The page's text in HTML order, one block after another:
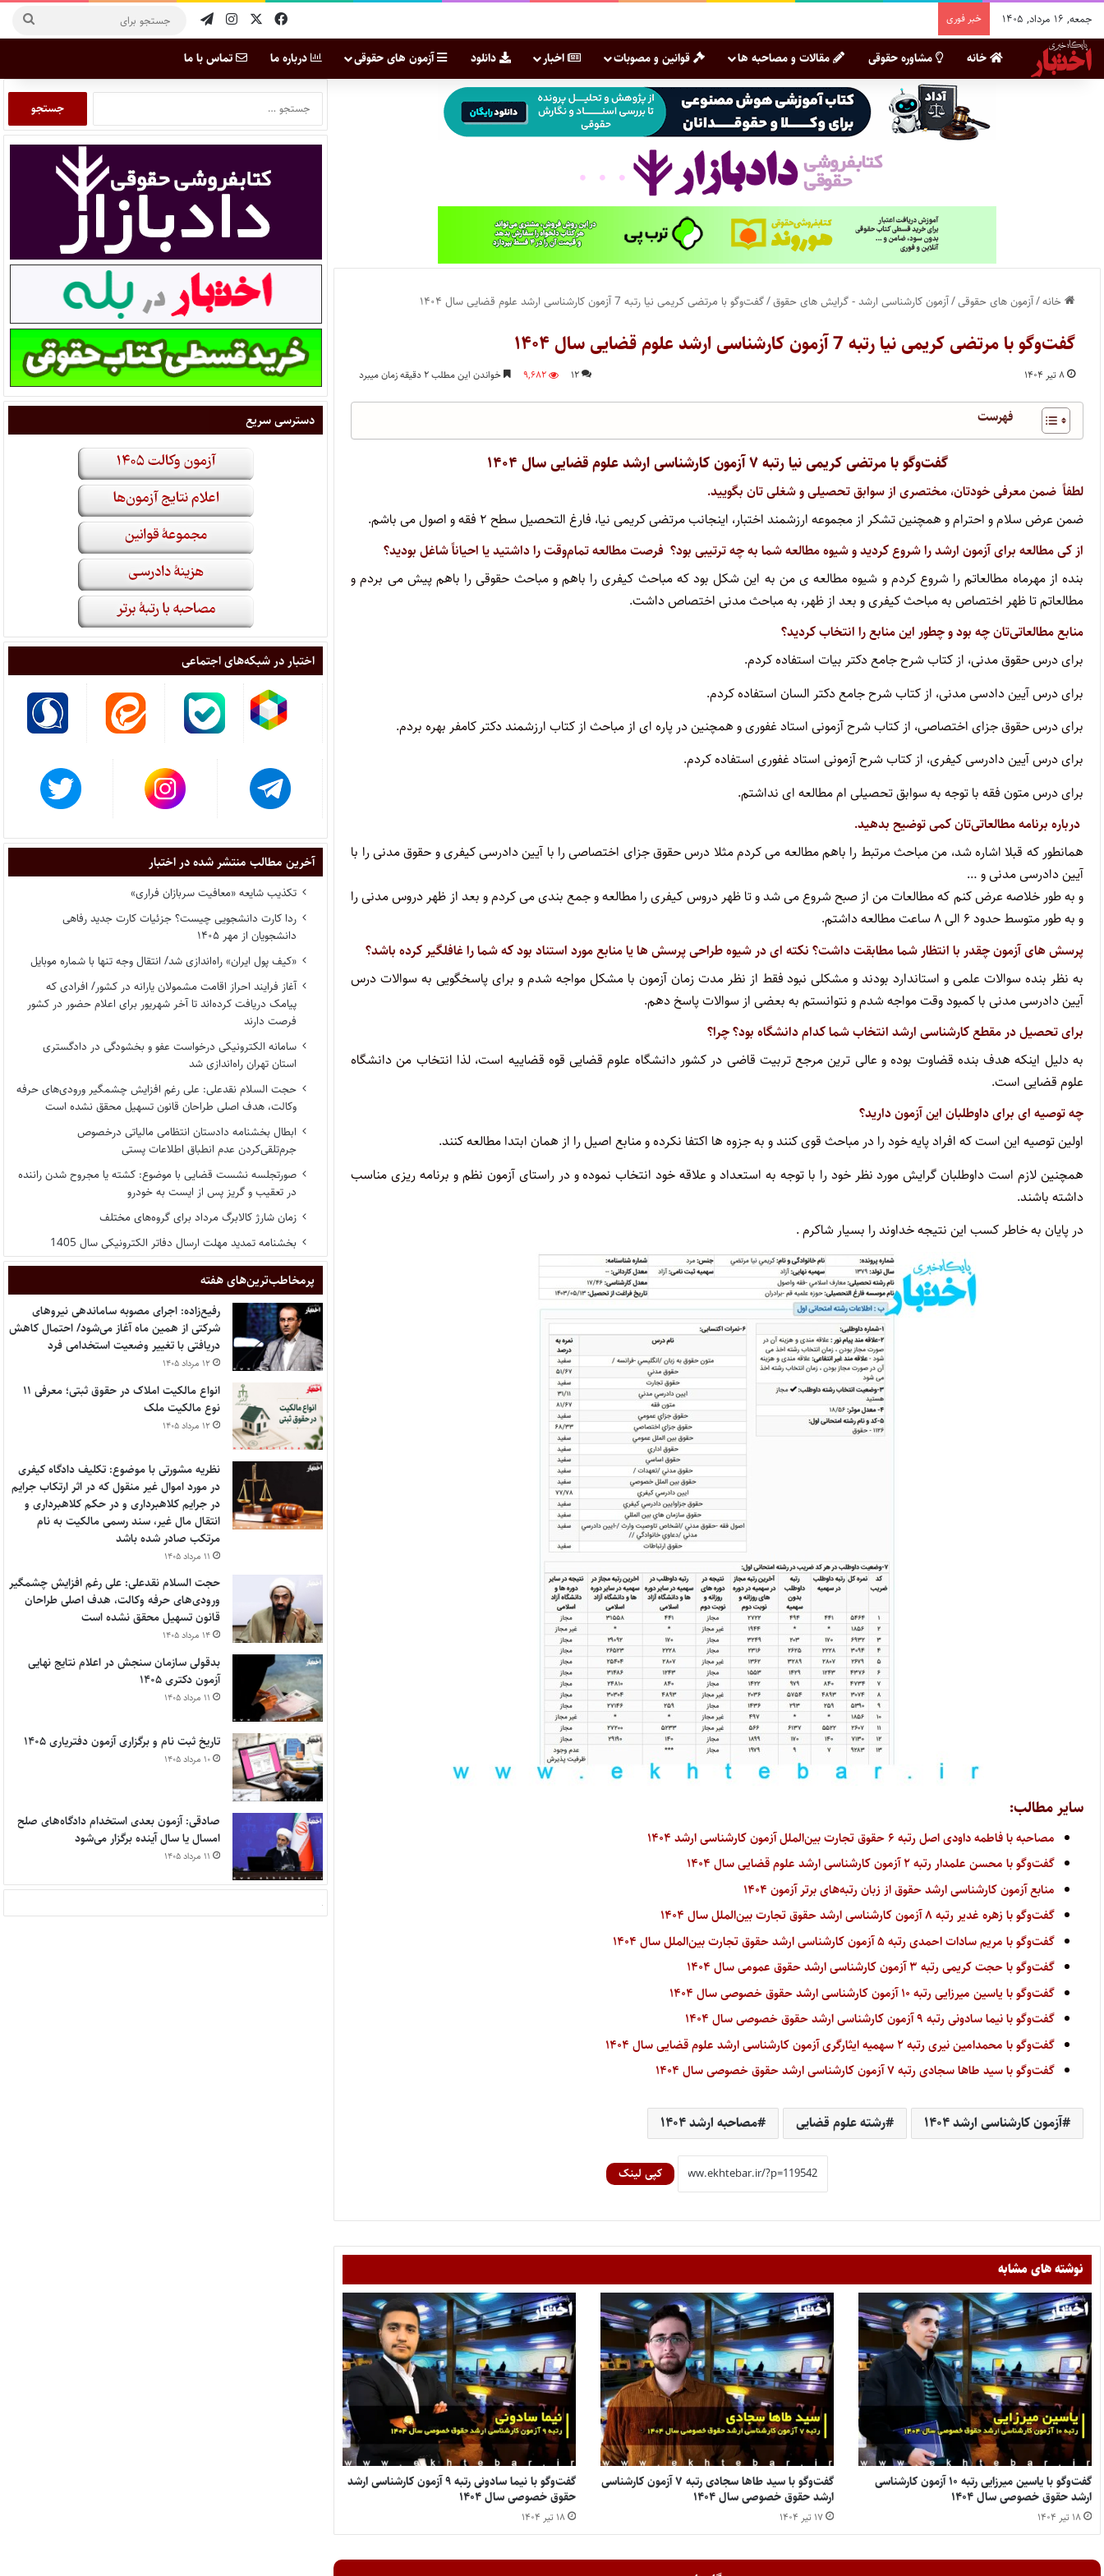
جمعه, ۱۶ مرداد, ۱۴۰۵ خبر فوری
خانه مشاوره حقوقی مقالات و مصاحبه ها قوانین و مصوبات اخبار دانلود آزمون های حقوقی درباره ما تماس با ما
خانه/آزمون های حقوقی/آزمون کارشناسی ارشد - گرایش های حقوق/گفت‌وگو با مرتضی کریمی نیا رتبه 7 آزمون کارشناسی ارشد علوم قضایی سال ۱۴۰۴
گفت‌وگو با مرتضی کریمی نیا رتبه 7 آزمون کارشناسی ارشد علوم قضایی سال ۱۴۰۴
۸ تیر ۱۴۰۴ ۱۲ ۹,۶۸۲ خواندن این مطلب ۲ دقیقه زمان میبرد
فهرست
گفت‌وگو با مرتضی کریمی نیا رتبه ۷ آزمون کارشناسی ارشد علوم قضایی سال ۱۴۰۴
لطفاً ضمن معرفی خودتان، مختصری از سوابق تحصیلی و شغلی تان بگویید.
ضمن عرض سلام و احترام و همچنین تشکر از مجموعه ارزشمند اختبار، اینجانب مرتضی کریمی نیا، فارغ التحصیل سطح ۲ فقه و اصول می باشم.
از کی مطالعه برای آزمون ارشد را شروع کردید و شیوه مطالعه شما به چه ترتیبی بود؟ فرصت مطالعه تمام‌وقت را داشتید یا احیاناً شاغل بودید؟
بنده از مهرماه مطالعاتم را شروع کردم و شیوه مطالعه ی من به این شکل بود که مباحث کیفری را باهم و مباحث حقوقی را باهم پیش می بردم و
مطالعاتم تا ظهر اختصاص به مباحث کیفری و بعد از ظهر، به مباحث مدنی اختصاص داشت.
منابع مطالعاتی‌تان چه بود و چطور این منابع را انتخاب کردید؟
برای درس حقوق مدنی، از کتاب شرح جامع دکتر بیات استفاده کردم.
برای درس آیین دادسی مدنی، از کتاب شرح جامع دکتر السان استفاده کردم.
برای درس حقوق جزای اختصاصی، از کتاب شرح آزمونی استاد غفوری و همچنین در پاره ای از مباحث از کتاب ارزشمند دکتر کامفر بهره بردم.
برای درس آیین دادرسی کیفری، از کتاب شرح آزمونی استاد غفوری استفاده کردم.
برای درس متون فقه با توجه به سوابق تحصیلی ام مطالعه ای نداشتم.
درباره برنامه مطالعاتی‌تان کمی توضیح بدهید.
همانطور که قبلا اشاره شد، من مباحث مرتبط را باهم مطالعه می کردم مثلا درس حقوق جزای اختصاصی را با آیین دادرسی کیفری و حقوق مدنی را با
آیین دادرسی مدنی و …
و به طور خلاصه عرض کنم که مطالعات من از صبح شروع می شد و تا ظهر دروس کیفری را مطالعه و جمع بندی می کردم و بعد از ظهر دروس مدنی را
و به طور متوسط حدود ۶ الی ۸ ساعت مطالعه داشتم.
پرسش های آزمون چقدر با انتظار شما مطابقت داشت؟ نکته ای در شیوه طراحی پرسش ها یا منابع مورد استناد بود که شما را غافلگیر کرده باشد؟
به نظر بنده سوالات علمی و استاندارد بودند و مشکلی نبود فقط از نظر مدت زمان آزمون با مشکل مواجه شدم و برای پاسخگویی به سوالات درس
آیین دادرسی مدنی با کمبود وقت مواجه شدم و نتوانستم به بعضی از سوالات پاسخ دهم.
برای تحصیل در مقطع کارشناسی ارشد انتخاب شما کدام دانشگاه بود؟ چرا؟
به دلیل اینکه هدف بنده قضاوت بوده و عالی ترین مرجع تربیت قاضی در کشور دانشگاه علوم قضایی قوه قضاییه است، لذا انتخاب من دانشگاه
علوم قضایی است.
چه توصیه ای برای داوطلبان این آزمون دارید؟
اولین توصیه این است که افراد پایه خود را در مباحث قوی کنند و به جزوه ها اکتفا نکرده و منابع اصیل را از همان ابتدا مطالعه کنند.
همچنین لازم است داوطلبان گرایش مورد نظر خود را با توجه به استعداد و علاقه خود انتخاب نموده و در راستای آزمون نظم و برنامه ریزی مناسب
داشته باشند.
در پایان به خاطر کسب این نتیجه خداوند را بسیار شاکرم .
سایر مطالب:
مصاحبه با فاطمه داودی اصل رتبه ۶ حقوق تجارت بین‌الملل آزمون کارشناسی ارشد ۱۴۰۴
گفت‌وگو با محسن علمدار رتبه ۲ آزمون کارشناسی ارشد علوم قضایی سال ۱۴۰۴
منابع آزمون کارشناسی ارشد حقوق از زبان رتبه‌های برتر آزمون ۱۴۰۴
گفت‌وگو با زهره غدیر رتبه ۸ آزمون کارشناسی ارشد حقوق تجارت بین‌الملل سال ۱۴۰۴
گفت‌وگو با مریم‌ سادات احمدی رتبه ۵ آزمون کارشناسی ارشد حقوق تجارت بین‌الملل سال ۱۴۰۴
گفت‌وگو با حجت کریمی رتبه ۳ آزمون کارشناسی ارشد حقوق عمومی سال ۱۴۰۴
گفت‌وگو با یاسین میرزایی رتبه ۱۰ آزمون کارشناسی ارشد حقوق خصوصی سال ۱۴۰۴
گفت‌وگو با نیما سادونی رتبه ۹ آزمون کارشناسی ارشد حقوق خصوصی سال ۱۴۰۴
گفت‌وگو با محمدامین نیری رتبه ۲ سهمیه ایثارگری آزمون کارشناسی ارشد علوم قضایی سال ۱۴۰۴
گفت‌وگو با سید طاها سجادی رتبه ۷ آزمون کارشناسی ارشد حقوق خصوصی سال ۱۴۰۴
آزمون کارشناسی ارشد ۱۴۰۴ رشته علوم قضایی مصاحبه ارشد ۱۴۰۴
کپی لینک
نوشته های مشابه
گفت‌وگو با یاسین میرزایی رتبه ۱۰ آزمون کارشناسی
ارشد حقوق خصوصی سال ۱۴۰۴
۱۸ تیر ۱۴۰۴
گفت‌وگو با سید طاها سجادی رتبه ۷ آزمون کارشناسی
ارشد حقوق خصوصی سال ۱۴۰۴
۱۷ تیر ۱۴۰۴
گفت‌وگو با نیما سادونی رتبه ۹ آزمون کارشناسی ارشد
حقوق خصوصی سال ۱۴۰۴
۱۸ تیر ۱۴۰۴
دسترسی سریع
اختبار در شبکه‌های اجتماعی
آخرین مطالب منتشر شده در اختبار
تکذیب شایعه «معافیت سربازان فراری»
ردا کارت دانشجویی چیست؟ جزئیات کارت جدید رفاهی
دانشجویان از مهر ۱۴۰۵
«کیف پول ایران» راه‌اندازی شد/ انتقال وجه تنها با شماره موبایل
آغاز فرایند احراز اقامت مشمولان یارانه در کشور/ افرادی که
پیامک دریافت کرده‌اند تا آخر شهریور برای اعلام حضور در کشور
فرصت دارند
سامانه الکترونیکی درخواست عفو و بخشودگی در دادگستری
استان تهران راه‌اندازی شد
حجت السلام نقدعلی: علی رغم افزایش چشمگیر ورودی‌های حرفه
وکالت، هدف اصلی طراحان قانون تسهیل محقق نشده است
ابطال بخشنامه دادستان انتظامی مالیاتی درخصوص
جرم‌تلقی‌کردن عدم انطباق اطلاعات پستی
صورتجلسه نشست قضایی با موضوع: کشته یا مجروح شدن راننده
در تعقیب و گریز پس از ایست به خودرو
زمان شارژ کالابرگ مرداد برای گروه‌های مختلف
بخشنامه تمدید مهلت ارسال دفاتر الکترونیکی سال 1405
پر‌مخاطب‌ترین‌های هفته
رفیع‌زاده: اجرای مصوبه ساماندهی نیروهای
شرکتی از همین ماه آغاز می‌شود/ احتمال کاهش
دریافتی با تغییر وضعیت استخدامی فرد
۱۲ مرداد ۱۴۰۵
انواع مالکیت املاک در حقوق ثبتی؛ معرفی ۱۱
نوع مالکیت ملک
۱۲ مرداد ۱۴۰۵
نظریه مشورتی با موضوع: تکلیف دادگاه کیفری
در مورد اموال غیر منقول که در اثر ارتکاب جرایم
در جرایم کلاهبرداری و در حکم کلاهبرداری و
انتقال مال غیر، سند رسمی مالکیت به نام
مرتکب صادر شده باشد
۱۱ مرداد ۱۴۰۵
حجت السلام نقدعلی: علی رغم افزایش چشمگیر
ورودی‌های حرفه وکالت، هدف اصلی طراحان
قانون تسهیل محقق نشده است
۱۴ مرداد ۱۴۰۵
بدقولی سازمان سنجش در اعلام نتایج نهایی
آزمون دکتری ۱۴۰۵
۱۱ مرداد ۱۴۰۵
تاریخ ثبت نام و برگزاری آزمون دفتریاری ۱۴۰۵
۱۰ مرداد ۱۴۰۵
صادقی: آزمون بعدی استخدام دادگاه‌های صلح
امسال یا سال آینده برگزار می‌شود
۱۱ مرداد ۱۴۰۵